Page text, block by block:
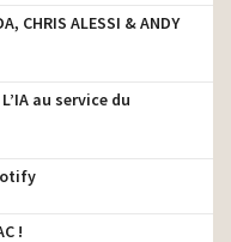
CHRIS ALESSI & ANDY
au service du
!